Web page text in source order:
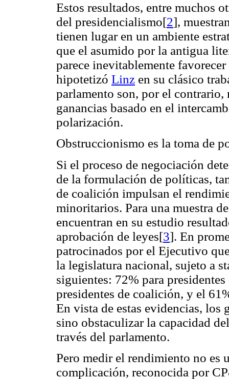
Estos resultados, entre muchos
del presidencialismo[2],
tienen lugar en un ambiente
que el asumido por la antigua
parece inevitablemente
hipotetizó Linz en su clásico
parlamento son, por el contrario,
ganancias basado en el
polarización.
Obstruccionismo es la toma de
Si el proceso de negociación
de la formulación de políticas,
de coalición impulsan el
minoritarios. Para una muestra
encuentran en su estudio
aprobación de leyes[3]. En
patrocinados por el Ejecutivo
la legislatura nacional, sujeto a
siguientes: 72% para
presidentes de coalición, y el
En vista de estas evidencias, los
sino obstaculizar la capacidad
través del parlamento.
Pero medir el rendimiento no
complicación, reconocida por